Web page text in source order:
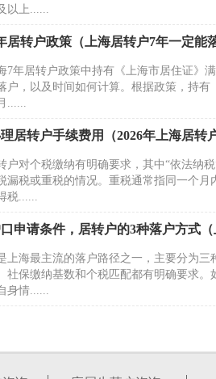
以上......
居转户政策（上海居转户7年一定能
7年居转户政策中持有《上海市居住证》
户，以及时间如何计算。根据政策，持有
......
理居转户手续费用（2026年上海居转
户对个税缴纳有明确要求，其中“依法纳
漏税或重税的情况。重税通常指同一个
税......
口申请条件，居转户的3种落户方式
上海最主流的落户路径之一，主要分为
社保缴纳基数和个税匹配都有明确要求。
身情......
户是许多非沪籍人员获得户籍的主要途径